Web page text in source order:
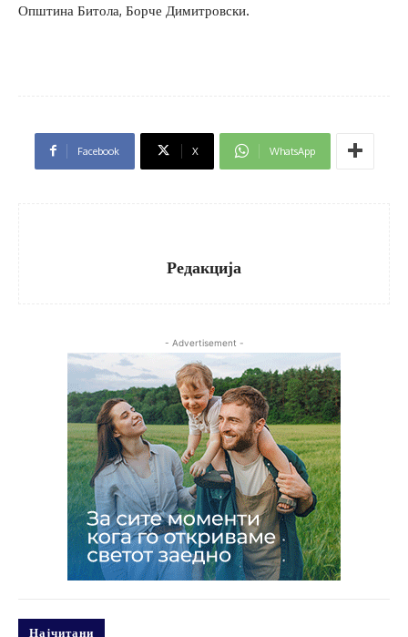
Општина Битола, Борче Димитровски.
Facebook X WhatsApp
Редакција
- Advertisement -
Најчитани